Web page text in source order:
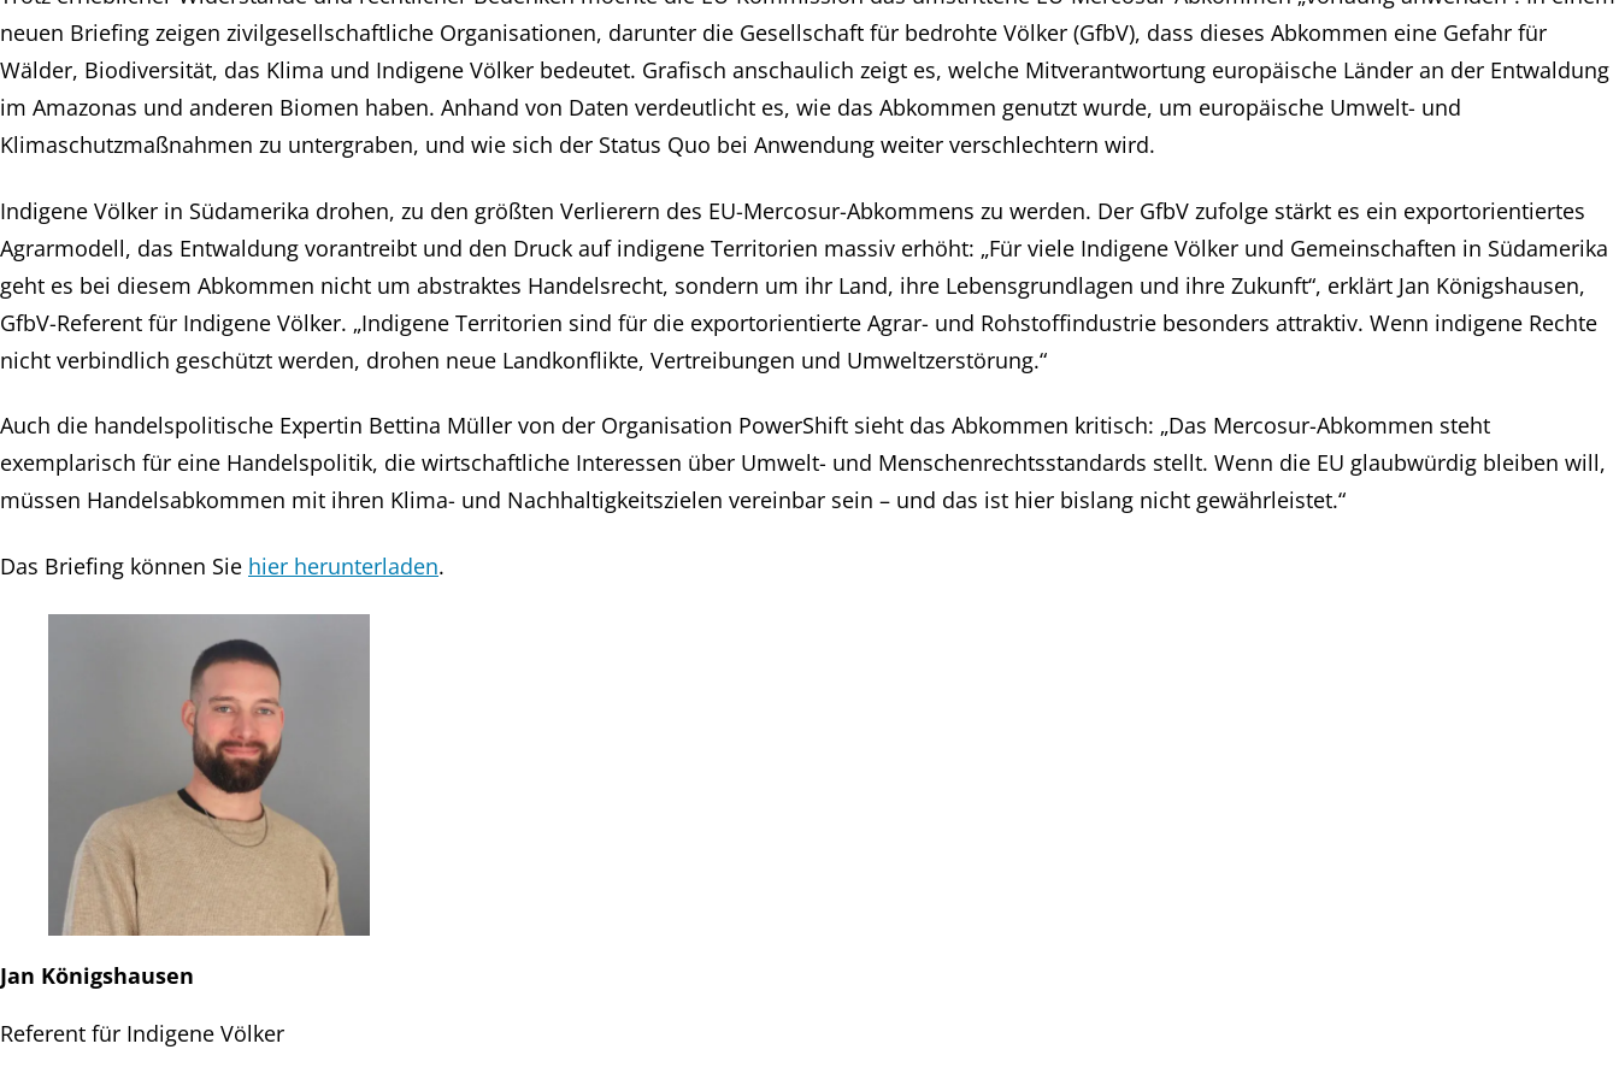
neuen Briefing zeigen zivilgesellschaftliche Organisationen, darunter die Gesellschaft für bedrohte Völker (GfbV), dass dieses Abkommen eine Gefahr für
Wälder, Biodiversität, das Klima und Indigene Völker bedeutet. Grafisch anschaulich zeigt es, welche Mitverantwortung europäische Länder an der Entwaldung
im Amazonas und anderen Biomen haben. Anhand von Daten verdeutlicht es, wie das Abkommen genutzt wurde, um europäische Umwelt- und
Klimaschutzmaßnahmen zu untergraben, und wie sich der Status Quo bei Anwendung weiter verschlechtern wird.
Indigene Völker in Südamerika drohen, zu den größten Verlierern des EU-Mercosur-Abkommens zu werden. Der GfbV zufolge stärkt es ein exportorientiertes
Agrarmodell, das Entwaldung vorantreibt und den Druck auf indigene Territorien massiv erhöht: „Für viele Indigene Völker und Gemeinschaften in Südamerika
geht es bei diesem Abkommen nicht um abstraktes Handelsrecht, sondern um ihr Land, ihre Lebensgrundlagen und ihre Zukunft“, erklärt Jan Königshausen,
GfbV-Referent für Indigene Völker. „Indigene Territorien sind für die exportorientierte Agrar- und Rohstoffindustrie besonders attraktiv. Wenn indigene Rechte
nicht verbindlich geschützt werden, drohen neue Landkonflikte, Vertreibungen und Umweltzerstörung.“
Auch die handelspolitische Expertin Bettina Müller von der Organisation PowerShift sieht das Abkommen kritisch: „Das Mercosur-Abkommen steht
exemplarisch für eine Handelspolitik, die wirtschaftliche Interessen über Umwelt- und Menschenrechtsstandards stellt. Wenn die EU glaubwürdig bleiben will,
müssen Handelsabkommen mit ihren Klima- und Nachhaltigkeitszielen vereinbar sein – und das ist hier bislang nicht gewährleistet.“
Das Briefing können Sie hier herunterladen.
Jan Königshausen
Referent für Indigene Völker